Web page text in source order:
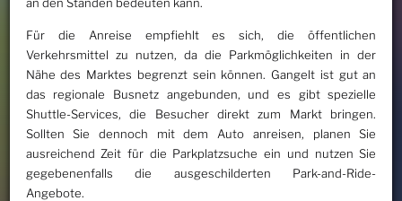
Für die Anreise empfiehlt es sich, die öffentlichen
Verkehrsmittel zu nutzen, da die Parkmöglichkeiten in der
Nähe des Marktes begrenzt sein können. Gangelt ist gut an
das regionale Busnetz angebunden, und es gibt spezielle
Shuttle-Services, die Besucher direkt zum Markt bringen.
Sollten Sie dennoch mit dem Auto anreisen, planen Sie
ausreichend Zeit für die Parkplatzsuche ein und nutzen Sie
gegebenenfalls die ausgeschilderten Park-and-Ride-
Angebote.